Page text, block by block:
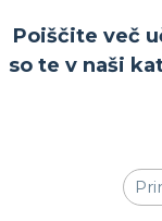
Poiščite več
so te v naši